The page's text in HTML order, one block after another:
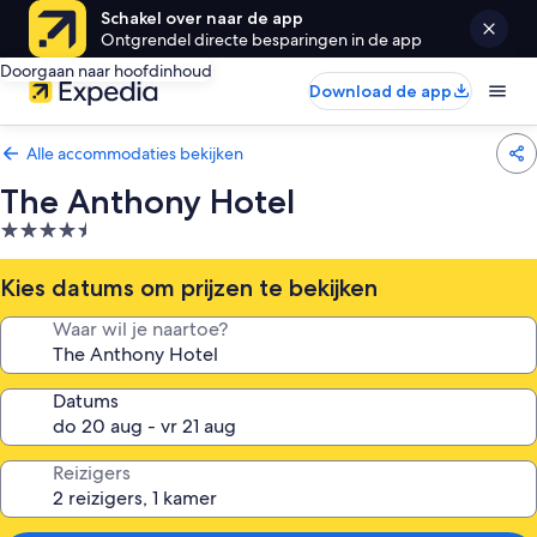
Schakel over naar de app
Ontgrendel directe besparingen in de app
Doorgaan naar hoofdinhoud
Download de app
Alle accommodaties bekijken
The Anthony Hotel
4.5-
sterrenaccommodatie
Kies datums om prijzen te bekijken
Waar wil je naartoe?
Datums
Reizigers